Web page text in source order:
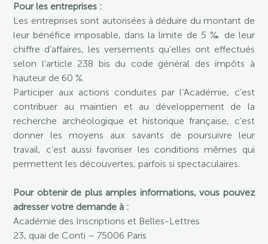
Pour les entreprises :
Les entreprises sont autorisées à déduire du montant de
leur bénéfice imposable, dans la limite de 5 ‰ de leur
chiffre d’affaires, les versements qu’elles ont effectués
selon l’article 238 bis du code général des impôts à
hauteur de 60 %.
Participer aux actions conduites par l’Académie, c’est
contribuer au maintien et au développement de la
recherche archéologique et historique française, c’est
donner les moyens aux savants de poursuivre leur
travail, c’est aussi favoriser les conditions mêmes qui
permettent les découvertes, parfois si spectaculaires.
Pour obtenir de plus amples informations, vous pouvez
adresser votre demande à :
Académie des Inscriptions et Belles-Lettres
23, quai de Conti – 75006 Paris